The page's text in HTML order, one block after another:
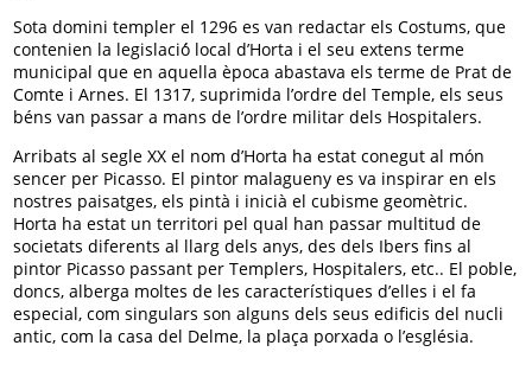
Sota domini templer el 1296 es van redactar els Costums, que
contenien la legislació́ local d’Horta i el seu extens terme
municipal que en aquella època abastava els terme de Prat de
Comte i Arnes. El 1317, suprimida l’ordre del Temple, els seus
béns van passar a mans de l’ordre militar dels Hospitalers.
Arribats al segle XX el nom d’Horta ha estat conegut al món
sencer per Picasso. El pintor malagueny es va inspirar en els
nostres paisatges, els pintà i inicià el cubisme geomètric.
Horta ha estat un territori pel qual han passar multitud de
societats diferents al llarg dels anys, des dels Ibers fins al
pintor Picasso passant per Templers, Hospitalers, etc.. El poble,
doncs, alberga moltes de les característiques d’elles i el fa
especial, com singulars son alguns dels seus edificis del nucli
antic, com la casa del Delme, la plaça porxada o l’església.